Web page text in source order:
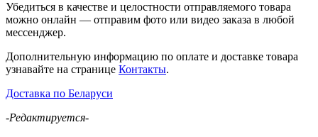
Убедиться в качестве и целостности отправляемого товара
можно онлайн — отправим фото или видео заказа в любой
мессенджер.
Дополнительную информацию по оплате и доставке товара
узнавайте на странице Контакты.
Доставка по Беларуси
-Редактируется-